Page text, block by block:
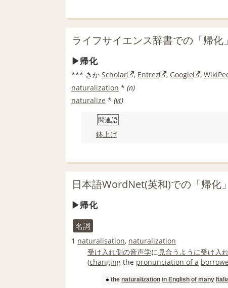
ライフサイエンス辞書での「帰化
帰化
*** きか Scholar , Entrez , Google ,
naturalization * (n)
naturalize * (vt)
関連語
鉢上げ
日本語WordNet(英和)での「帰化
帰化
名詞
1 naturalisation, naturalization
受け入れ側の音声学に 見合う ように受け入
(changing the pronunciation of a
the naturalization in English of many